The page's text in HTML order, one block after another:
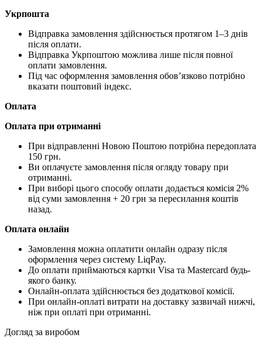
Укрпошта
Відправка замовлення здійснюється протягом 1–3 днів
після оплати.
Відправка Укрпоштою можлива лише після повної
оплати замовлення.
Під час оформлення замовлення обов’язково потрібно
вказати поштовий індекс.
Оплата
Оплата при отриманні
При відправленні Новою Поштою потрібна передоплата
150 грн.
Ви оплачуєте замовлення після огляду товару при
отриманні.
При виборі цього способу оплати додається комісія 2%
від суми замовлення + 20 грн за пересилання коштів
назад.
Оплата онлайн
Замовлення можна оплатити онлайн одразу після
оформлення через систему LiqPay.
До оплати приймаються картки Visa та Mastercard будь-
якого банку.
Онлайн-оплата здійснюється без додаткової комісії.
При онлайн-оплаті витрати на доставку зазвичай нижчі,
ніж при оплаті при отриманні.
Догляд за виробом